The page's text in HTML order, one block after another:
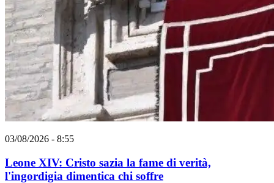
03/08/2026 - 8:55
Leone XIV: Cristo sazia la fame di verità,
l'ingordigia dimentica chi soffre